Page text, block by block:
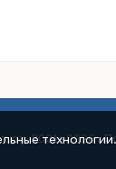
2001–2026 ·